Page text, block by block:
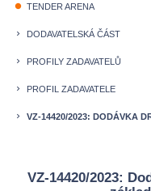
fiber_manual_record TENDER ARENA
keyboard_arrow_right DODAVATELSKÁ ČÁST
keyboard_arrow_right PROFILY ZADAVATELŮ
keyboard_arrow_right PROFIL ZADAVATELE
keyboard_arrow_right VZ-14420/2023: DODÁVKA
VZ-14420/2023: